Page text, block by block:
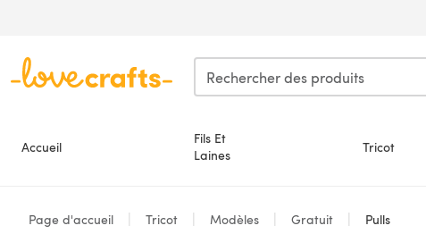
Accueil
Fils Et
Laines
Tricot
Page d'accueil Tricot Modèles Gratuit Pulls